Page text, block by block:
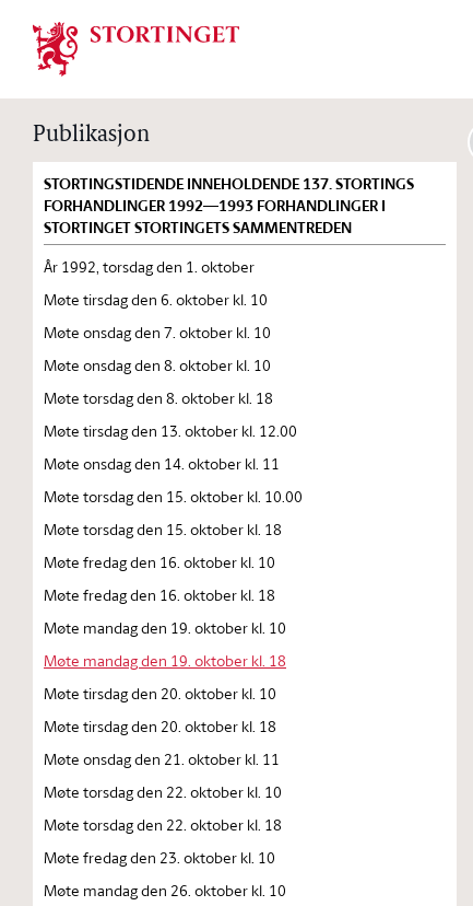
Stortinget.no
Publikasjon
STORTINGSTIDENDE INNEHOLDENDE 137. STORTINGS
FORHANDLINGER 1992—1993 FORHANDLINGER I
STORTINGET STORTINGETS SAMMENTREDEN
År 1992, torsdag den 1. oktober
Møte tirsdag den 6. oktober kl. 10
Møte onsdag den 7. oktober kl. 10
Møte onsdag den 8. oktober kl. 10
Møte torsdag den 8. oktober kl. 18
Møte tirsdag den 13. oktober kl. 12.00
Møte onsdag den 14. oktober kl. 11
Møte torsdag den 15. oktober kl. 10.00
Møte torsdag den 15. oktober kl. 18
Møte fredag den 16. oktober kl. 10
Møte fredag den 16. oktober kl. 18
Møte mandag den 19. oktober kl. 10
Møte mandag den 19. oktober kl. 18
Møte tirsdag den 20. oktober kl. 10
Møte tirsdag den 20. oktober kl. 18
Møte onsdag den 21. oktober kl. 11
Møte torsdag den 22. oktober kl. 10
Møte torsdag den 22. oktober kl. 18
Møte fredag den 23. oktober kl. 10
Møte mandag den 26. oktober kl. 10